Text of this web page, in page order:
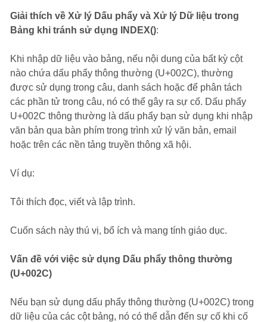
Giải thích về Xử lý Dấu phẩy và Xử lý Dữ liệu trong
Bảng khi tránh sử dụng INDEX():
Khi nhập dữ liệu vào bảng, nếu nội dung của bất kỳ cột
nào chứa dấu phẩy thông thường (U+002C), thường
được sử dụng trong câu, danh sách hoặc để phân tách
các phần tử trong câu, nó có thể gây ra sự cố. Dấu phẩy
U+002C thông thường là dấu phẩy bạn sử dụng khi nhập
văn bản qua bàn phím trong trình xử lý văn bản, email
hoặc trên các nền tảng truyền thông xã hội.
Ví dụ:
Tôi thích đọc, viết và lập trình.
Cuốn sách này thú vị, bổ ích và mang tính giáo dục.
Vấn đề với việc sử dụng Dấu phẩy thông thường
(U+002C)
Nếu bạn sử dụng dấu phẩy thông thường (U+002C) trong
dữ liệu của các cột bảng, nó có thể dẫn đến sự cố khi cố